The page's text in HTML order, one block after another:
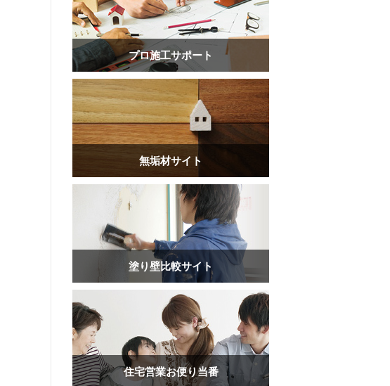
プロ施工サポート
無垢材サイト
塗り壁比較サイト
住宅営業お便り当番